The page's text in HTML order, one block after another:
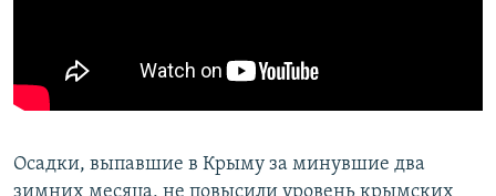
КРЫМ.НЕПОКОРЕННЫЙ
ELIFBE
Все сайты RFE/RL
Осадки, выпавшие в Крыму за минувшие два